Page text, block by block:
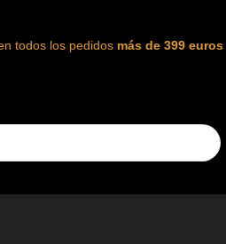
todos los pedidos más de 399 euros